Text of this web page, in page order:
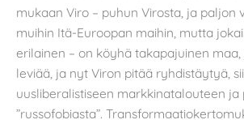
mukaan Viro – puhun Virosta, ja paljon
muihin Itä-Euroopan maihin, mutta
erilainen – on köyhä takapajuinen maa,
leviää, ja nyt Viron pitää ryhdistäytyä,
uusliberalistiseen markkinatalouteen ja
”russofobiasta”.